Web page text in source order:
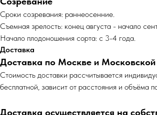
Сроки созревания: раннеосенние.
Съемная зрелость: конец августа - начало
Начало плодоношения сорта: с 3-4 года.
Доставка
Доставка по Москве и Московской
Cтоимость доставки рассчитывается
бесплатной, зависит от расстояния и объёма
Доставка осуществляется на